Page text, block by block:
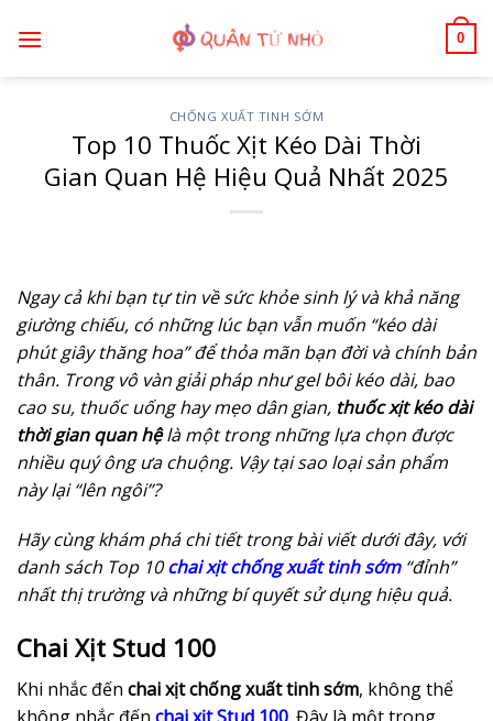
qua
0
CHỐNG XUẤT TINH SỚM
Top 10 Thuốc Xịt Kéo Dài Thời
Gian Quan Hệ Hiệu Quả Nhất 2025
Ngay cả khi bạn tự tin về sức khỏe sinh lý và khả năng
giường chiếu, có những lúc bạn vẫn muốn “kéo dài
phút giây thăng hoa” để thỏa mãn bạn đời và chính bản
thân. Trong vô vàn giải pháp như gel bôi kéo dài, bao
cao su, thuốc uống hay mẹo dân gian, thuốc xịt kéo dài
thời gian quan hệlà một trong những lựa chọn được
nhiều quý ông ưa chuộng. Vậy tại sao loại sản phẩm
này lại “lên ngôi”?
Hãy cùng khám phá chi tiết trong bài viết dưới đây, với
danh sách Top 10chai xịt chống xuất tinh sớm“đỉnh”
nhất thị trường và những bí quyết sử dụng hiệu quả.
Chai Xịt Stud 100
Khi nhắc đến chai xịt chống xuất tinh sớm, không thể